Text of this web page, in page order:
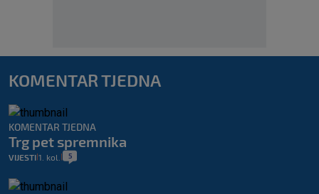
KOMENTAR TJEDNA
KOMENTAR TJEDNA
Trg pet spremnika
VIJESTI 1. kol. 5